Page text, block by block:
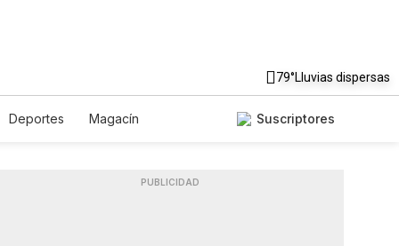
79°Lluvias dispersas
Deportes
Magacín
Suscriptores
PUBLICIDAD